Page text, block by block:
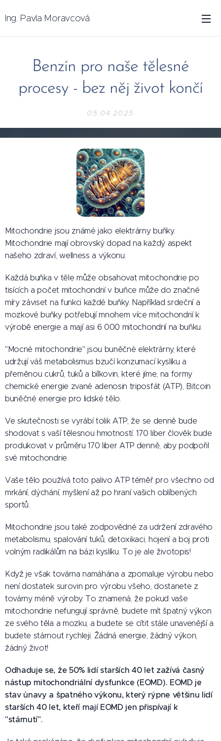
Ing. Pavla Moravcová
Benzín pro naše tělesné
procesy - bez něj život končí
05.04.2025
Mitochondrie jsou známé jako elektrárny buňky.
Mitochondrie mají obrovský dopad na každý aspekt
našeho zdraví, wellness a výkonu.
Každá buňka v těle může obsahovat mitochondrie po
tisících a počet mitochondrií v buňce může do značné
míry záviset na funkci každé buňky. Například srdeční a
mozkové buňky potřebují mnohem více mitochondrií k
výrobě energie a mají asi 6 000 mitochondrií na buňku.
"Mocné mitochondrie" jsou buněčné elektrárny, které
udržují váš metabolismus bzučí konzumací kyslíku a
přeměnou cukrů, tuků a bílkovin, které jíme, na formy
chemické energie zvané adenosin triposfát (ATP), Bitcoin
buněčné energie pro lidské tělo.
Ve skutečnosti se vyrábí tolik ATP, že se denně bude
shodovat s vaší tělesnou hmotností. 170 liber člověk bude
produkovat v průměru 170 liber ATP denně, aby podpořil
své mitochondrie.
Vaše tělo používá toto palivo ATP téměř pro všechno od
mrkání, dýchání, myšlení až po hraní vašich oblíbených
sportů.
Mitochondrie jsou také zodpovědné za udržení zdravého
metabolismu, spalování tuků, detoxikaci, hojení a boj proti
volným radikálům na bázi kyslíku. To je ale životopis!
Když je však továrna namáhána a zpomaluje výrobu nebo
není dostatek surovin pro výrobu všeho, dostanete z
továrny méně výroby. To znamená, že pokud vaše
mitochondrie nefungují správně, budete mít špatný výkon
ze svého těla a mozku, a budete se cítit stále unavenější a
budete stárnout rychleji. Žádná energie, žádný výkon,
žádný život!
Odhaduje se, že 50% lidí starších 40 let zažívá časný
nástup mitochondriální dysfunkce (EOMD). EOMD je
stav únavy a špatného výkonu, který rýpne většinu lidí
starších 40 let, kteří mají EOMD jen přispívají k
"stárnutí".